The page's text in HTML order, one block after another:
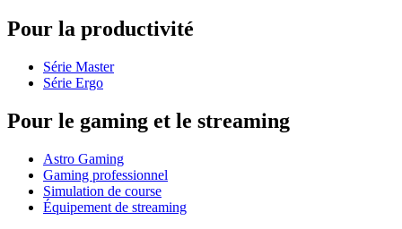
Pour la productivité
Série Master
Série Ergo
Pour le gaming et le streaming
Astro Gaming
Gaming professionnel
Simulation de course
Équipement de streaming